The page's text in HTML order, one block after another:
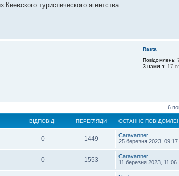
туристического агентства
Rasta
Повідомлень:
З нами з: 17
6
ВІДПОВІДІ ПЕРЕГЛЯДИ ОСТАННЄ
0 1449
Caravanner
25 березня 2023, 09:17
0 1553
Caravanner
11 березня 2023, 11:06